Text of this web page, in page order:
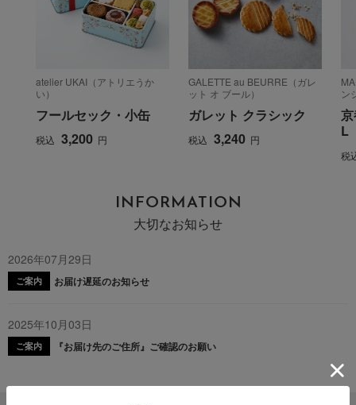
atelier UKAI（アトリエうか
い）
フールセック・小缶
税込 3,200 円
GALETTE au BEURRE（ガレ
ット オ ブール）
ガレット クラシック
税込 3,240 円
ン
L
税
INFORMATION
大切なお知らせ
2026年07月29日
ご案内 お届け遅延のお知らせ
2025年10月03日
ご案内 『お届け先のご住所』ご確認のお願い